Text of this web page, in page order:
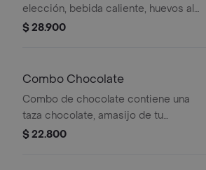
elección, bebida caliente, huevos al
gusto, pan y queso.
$ 28.900
Combo Chocolate
Combo de chocolate contiene una
taza chocolate, amasijo de tu
preferencia y una porcion de queso
$ 22.800